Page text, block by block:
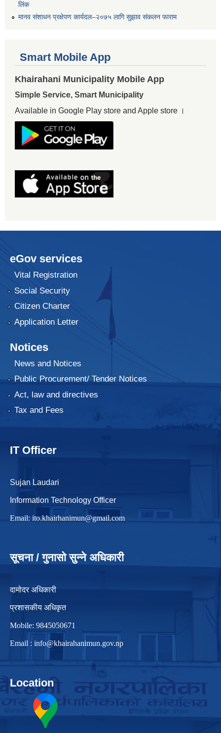
लिंक
मानव संशाधन प्रक्षेपण कार्यदल–२०७५ लागि सुझाव संकलन फाराम
Smart Mobile App
Khairahani Municipality Mobile App
Simple Service, Smart Municipality
Available in Google Play store and Apple store ।
eGov services
Vital Registration
Social Security
Citizen Charter
Application Letter
Notices
News and Notices
Public Procurement/ Tender Notices
Act, law and directives
Tax and Fees
IT Officer
Sujan Laudari
Information Technology Officer
Email: ito.khairhanimun@gmail.com
सूचना / गुनासो सुन्ने अधिकारी
दामोदर अधिकारी
प्रशासकीय अधिकृत
Mobile: 9845050671
Email : info@khairahanimun.gov.np
Location